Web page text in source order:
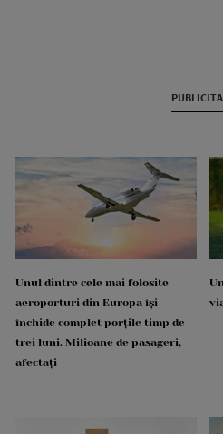
Unul dintre cele mai folosite
aeroporturi din Europa își
închide complet porțile timp de
trei luni. Milioane de pasageri,
afectați